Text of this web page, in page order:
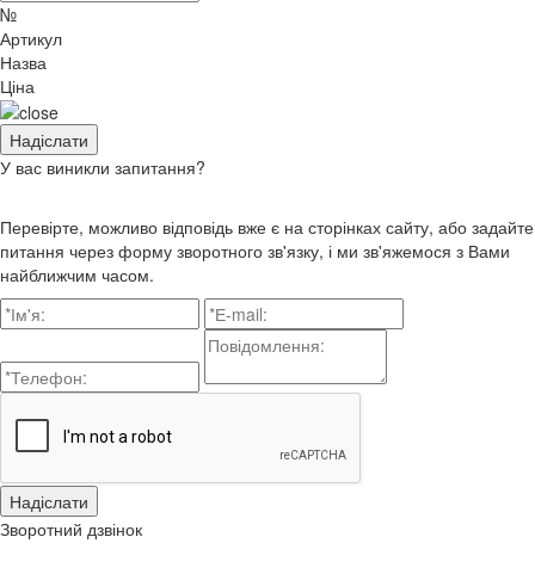
№
Артикул
Назва
Ціна
У вас виникли запитання?
Перевірте, можливо відповідь вже є на сторінках сайту, або задайте
питання через форму зворотного зв'язку, і ми зв'яжемося з Вами
найближчим часом.
Зворотний дзвінок